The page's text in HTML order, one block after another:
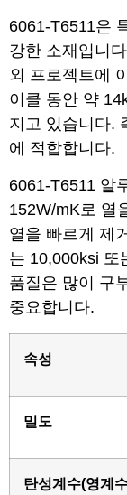
6061-T6511은
강한 소재입니
외 프로젝트에
이클 동안 약
지고 있습니다.
에 적합합니다.
6061-T6511 알
152W/mK로 열
열을 빠르게 제
는 10,000ksi 또
품질은 많이 구
중요합니다.
속성
밀도
탄성계수(영계